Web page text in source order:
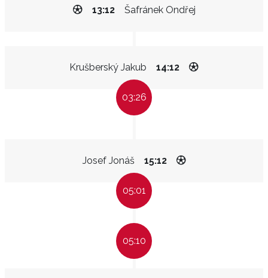
Šafránek Ondřej
13:12
Krušberský Jakub 14:12
03:26
Josef Jonáš 15:12
05:01
05:10